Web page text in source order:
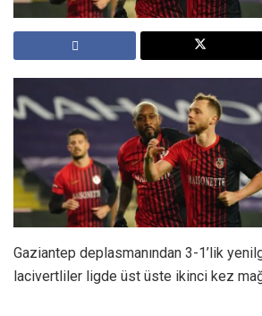
Gaziantep deplasmanından 3-1’lik
lacivertliler ligde üst üste ikinci kez